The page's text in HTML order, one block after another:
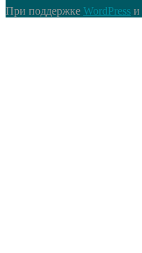
При поддержке WordPress и